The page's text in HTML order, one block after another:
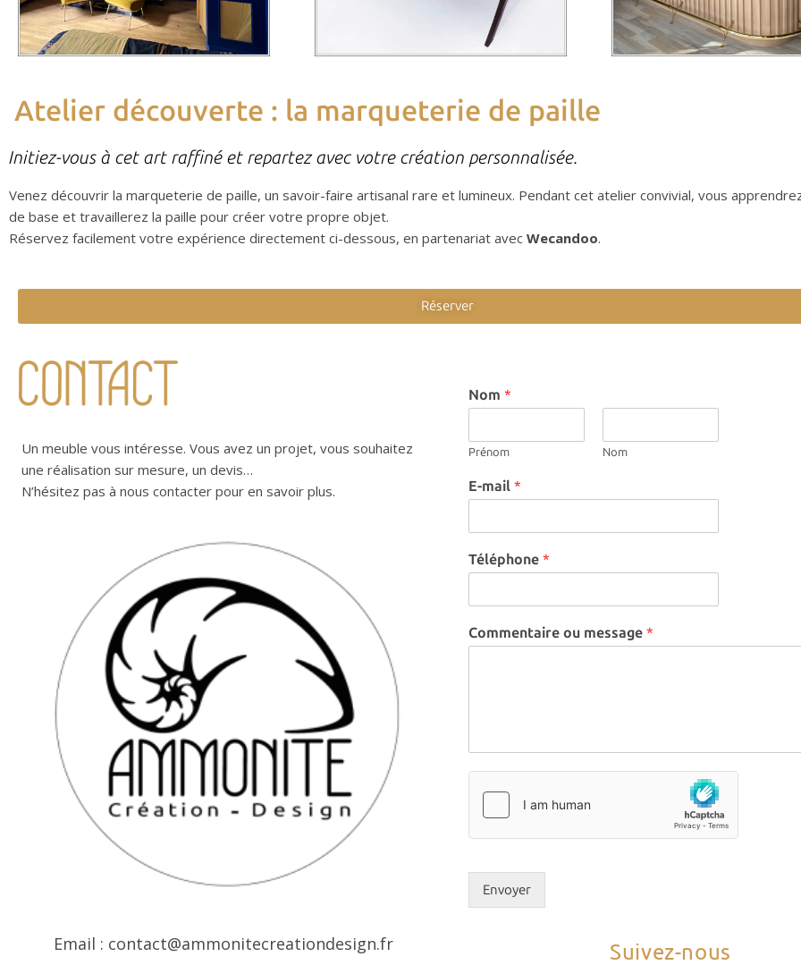
Atelier découverte : la marqueterie de paille
Initiez-vous à cet art raffiné et repartez avec votre création personnalisée.
Venez découvrir la marqueterie de paille, un savoir-faire artisanal rare et lumineux. Pendant cet atelier convivial, vous
de base et travaillerez la paille pour créer votre propre objet.
Réservez facilement votre expérience directement ci-dessous, en partenariat avec Wecandoo.
Réserver
Un meuble vous intéresse. Vous avez un projet, vous souhaitez
une réalisation sur mesure, un devis…
N’hésitez pas à nous contacter pour en savoir plus.
Email : contact@ammonitecreationdesign.fr
Nom *
Prénom Nom
*
E
m
i
*
E-mail *
Téléphone *
Commentaire ou message *
Envoyer
Suivez-nous